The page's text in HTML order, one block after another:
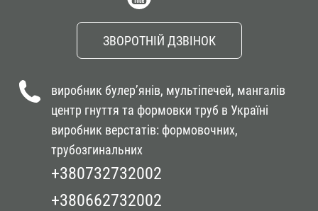
ЗВОРОТНІЙ ДЗВІНОК
виробник булер’янів, мультіпечей, мангалів
центр гнуття та формовки труб в Україні
виробник верстатів: формовочних,
трубозгинальних
+380732732002
+380662732002